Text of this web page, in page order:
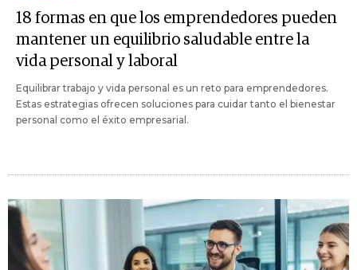
18 formas en que los emprendedores pueden
mantener un equilibrio saludable entre la
vida personal y laboral
Equilibrar trabajo y vida personal es un reto para emprendedores.
Estas estrategias ofrecen soluciones para cuidar tanto el bienestar
personal como el éxito empresarial.